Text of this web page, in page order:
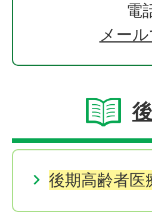
電
メー
後期高齢者医